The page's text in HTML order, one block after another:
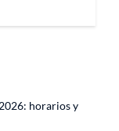
horarios y